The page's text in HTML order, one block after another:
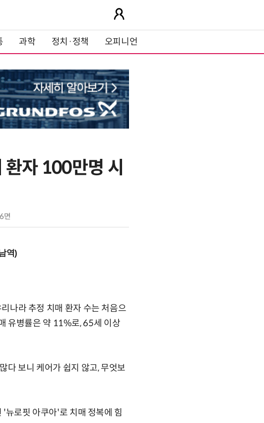
과학 정치·정책 오피니언
환자 100만명 시
면
역)
나라 추정 치매 환자 수는 처음으
유병률은 약 11%로, 65세 이상
다 보니 케어가 쉽지 않고, 무엇보
뉴로핏 아쿠아'로 치매 정복에 힘